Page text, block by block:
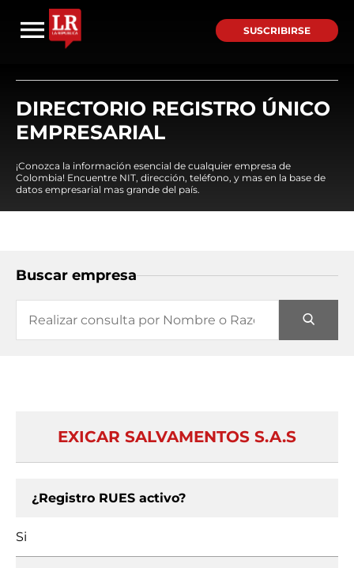
SUSCRIBIRSE
DIRECTORIO REGISTRO ÚNICO
EMPRESARIAL
¡Conozca la información esencial de cualquier empresa de
Colombia! Encuentre NIT, dirección, teléfono, y mas en la base de
datos empresarial mas grande del país.
Buscar empresa
EXICAR SALVAMENTOS S.A.S
¿Registro RUES activo?
Si